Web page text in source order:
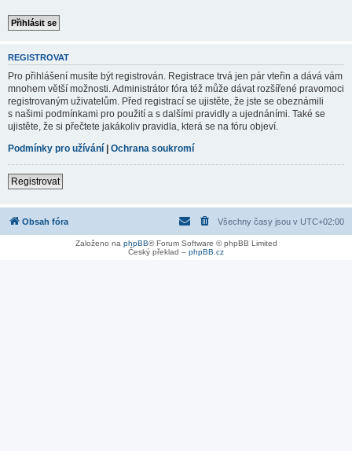
REGISTROVAT
Pro přihlášení musíte být registrován. Registrace trvá jen pár vteřin a dává vám
mnohem větší možnosti. Administrátor fóra též může dávat rozšířené pravomoci
registrovaným uživatelům. Před registrací se ujistěte, že jste se obeznámili
s našimi podmínkami pro použití a s dalšími pravidly a ujednáními. Také se
ujistěte, že si přečtete jakákoliv pravidla, která se na fóru objeví.
Podmínky pro užívání | Ochrana soukromí
Registrovat
Obsah fóra Všechny časy jsou v UTC+02:00
Založeno na phpBB® Forum Software © phpBB Limited
Český překlad – phpBB.cz